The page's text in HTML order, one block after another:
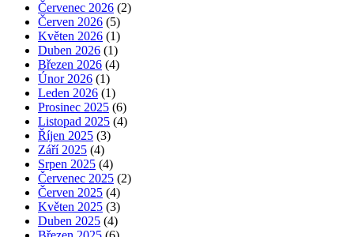
Červenec 2026 (2)
Červen 2026 (5)
Květen 2026 (1)
Duben 2026 (1)
Březen 2026 (4)
Únor 2026 (1)
Leden 2026 (1)
Prosinec 2025 (6)
Listopad 2025 (4)
Říjen 2025 (3)
Září 2025 (4)
Srpen 2025 (4)
Červenec 2025 (2)
Červen 2025 (4)
Květen 2025 (3)
Duben 2025 (4)